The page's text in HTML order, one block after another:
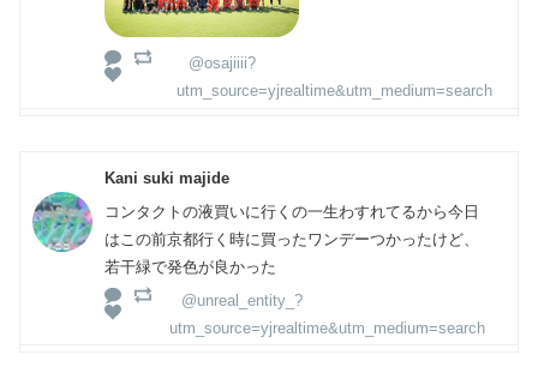
@osajiiii?
utm_source=yjrealtime&utm_medium=search
Kani suki majide
コンタクトの液買いに行くの一生わすれてるから今日
はこの前京都行く時に買ったワンデーつかったけど、
若干緑で発色が良かった
@unreal_entity_?
utm_source=yjrealtime&utm_medium=search